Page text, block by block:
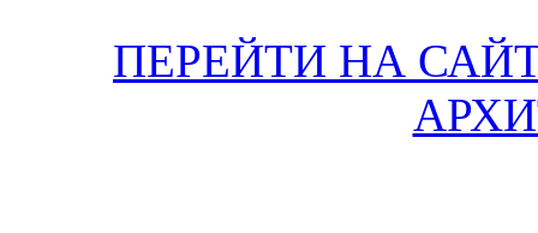
ПЕРЕЙТИ НА